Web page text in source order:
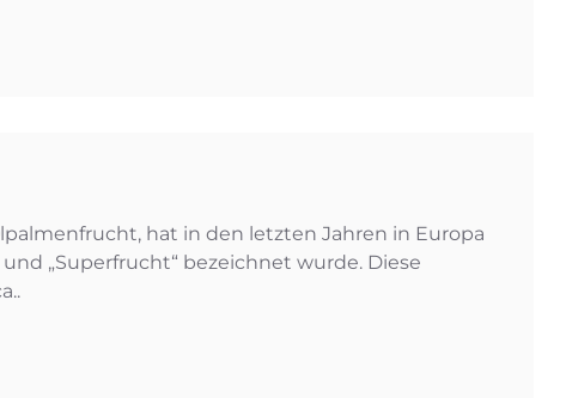
hat in den letzten Jahren in Europa
„Superfrucht“ bezeichnet wurde. Diese